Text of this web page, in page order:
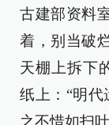
古建部资料
着，别当破
天棚上拆下
纸上：“明
之不惜如扫